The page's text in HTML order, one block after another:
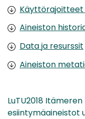
Aineiston
Data ja resurssit
Aineiston
LuTU2018
esiintymäaineistot